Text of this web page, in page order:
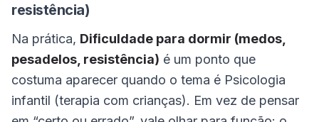
resistência)
Na prática, Dificuldade para dormir (medos,
pesadelos, resistência) é um ponto que
costuma aparecer quando o tema é Psicologia
infantil (terapia com crianças). Em vez de pensar